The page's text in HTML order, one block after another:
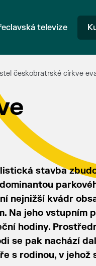
televize
českobratrské církve
stavba
nejnižší kvádr
Na jeho vstupním
hodiny.
se pak nachází
s rodinou, v jehož